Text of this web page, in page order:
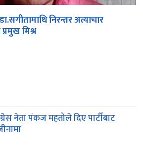
निरन्तर अत्याचार
मिश्र
नेता पंकज महतोले दिए पार्टीबाट